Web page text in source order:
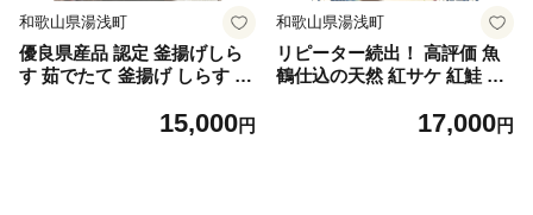
和歌山県湯浅町
優良県産品 認定 釜揚げしら
す 茹でたて 釜揚げ しらす 無
国産 海の幸 海鮮 魚介 紀州湯
15,000円
和歌山県湯浅町
リピーター続出！ 高評価 魚
鶴仕込の天然 紅サケ 紅鮭 鮭
レビュー高評価 小分け 真空
17,000円